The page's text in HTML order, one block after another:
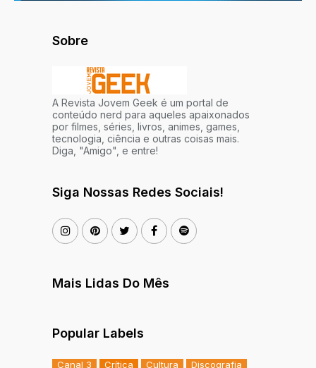
Sobre
A Revista Jovem Geek é um portal de
conteúdo nerd para aqueles apaixonados
por filmes, séries, livros, animes, games,
tecnologia, ciência e outras coisas mais.
Diga, "Amigo", e entre!
Siga Nossas Redes Sociais!
Mais Lidas Do Mês
Popular Labels
Canal 3 Crítica Cultura Discografia